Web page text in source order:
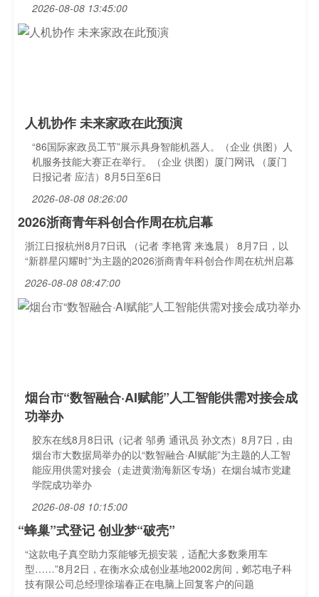
2026-08-08 13:45:00
人机协作 未来家政在此预演
“86国际家政员工节”展示具身智能机器人。（企业 供图）人
机服务技能大赛正在举行。（企业 供图）厦门网讯 （厦门
日报记者 应洁）8月5日至6日
2026-08-08 08:26:00
2026浙商青年科创合作周在杭启幕
浙江日报杭州8月7日讯 （记者 李艳霄 来逸晨） 8月7日，以
“新群星闪耀时”为主题的2026浙商青年科创合作周在杭州启幕
2026-08-08 08:47:00
烟台市“数智融合·AI赋能”人工智能供需对接会成
功举办
胶东在线8月8日讯（记者 邬勇 通讯员 孙文杰）8月7日，由
烟台市大数据局举办的以“数智融合·AI赋能”为主题的人工智
能应用供需对接会（走进黄渤海新区专场）在烟台城市党建
学院成功举办
2026-08-08 10:15:00
“蜂巢”式登记 创业梦“破壳”
“这款电子真空助力泵能够无损安装，适配大多数乘用车
型……”8月2日，在衡水众成创业基地2002房间，邺芯电子科
技有限公司总经理徐瑞春正在电脑上回复客户的问题